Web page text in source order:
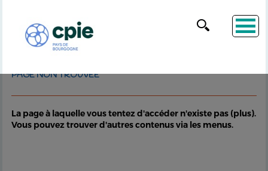
PAGE NON TROUVÉE
La page à laquelle vous tentez d'accéder n'existe pas (plus).
Vous pouvez trouver d'autres contenus via les menus.